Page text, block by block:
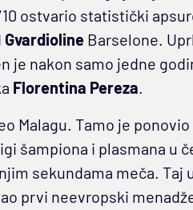
ostvario statistički
Gvardioline Barselone.
je nakon samo jedne
Florentina Pereza.
Malagu. Tamo je
šampiona i plasmana u
sekundama meča. Taj
prvi neevropski